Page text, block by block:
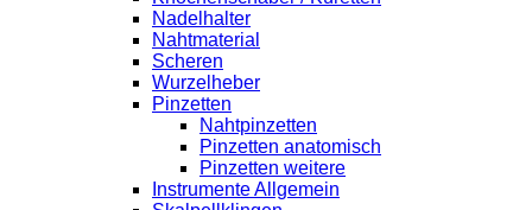
Nadelhalter
Nahtmaterial
Scheren
Wurzelheber
Pinzetten
Nahtpinzetten
Pinzetten anatomisch
Pinzetten weitere
Instrumente Allgemein